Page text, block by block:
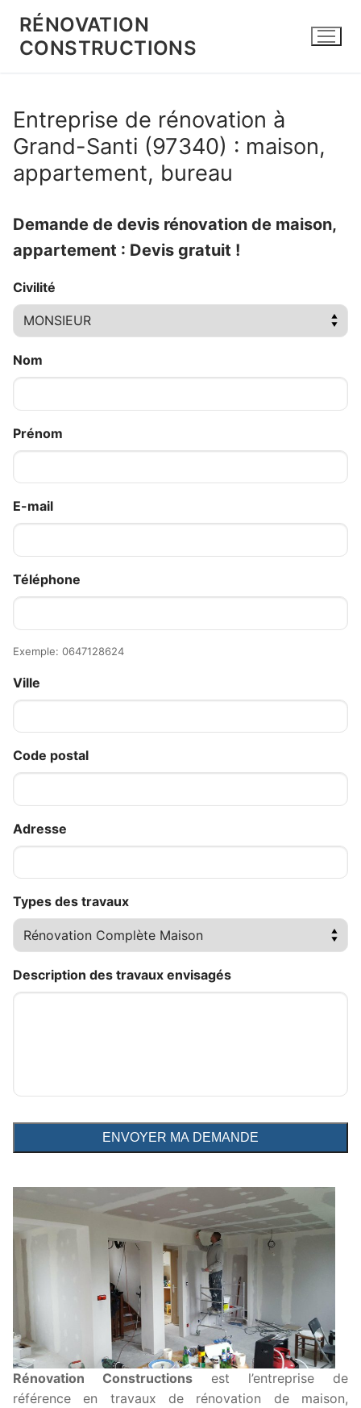
contenu
RÉNOVATION
CONSTRUCTIONS
Entreprise de rénovation à
Grand-Santi (97340) : maison,
appartement, bureau
Demande de devis rénovation de maison,
appartement : Devis gratuit !
Civilité
Nom
Prénom
E-mail
Téléphone
Exemple: 0647128624
Ville
Code postal
Adresse
Types des travaux
Description des travaux envisagés
Rénovation Constructions est l’entreprise de
référence en travaux de rénovation de maison,